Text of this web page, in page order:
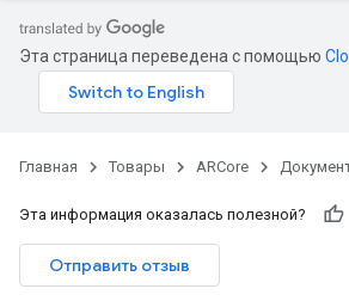
Эта страница переведена с помощью
Главная Товары ARCore
Эта информация оказалась полезной?
Отправить отзыв